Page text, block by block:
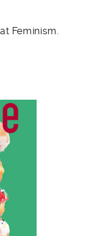
Feminism.